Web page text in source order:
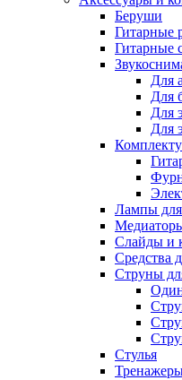
Беруши
Гитарные
Гитарные
Для
Для
Для
Для
Лампы для
Слайды и
Средства
Струны
Стулья